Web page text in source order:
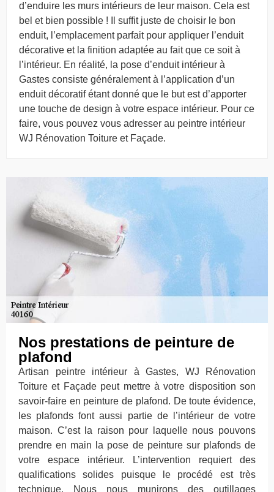
d’enduire les murs intérieurs de leur maison. Cela est
bel et bien possible ! Il suffit juste de choisir le bon
enduit, l’emplacement parfait pour appliquer l’enduit
décorative et la finition adaptée au fait que ce soit à
l’intérieur. En réalité, la pose d’enduit intérieur à
Gastes consiste généralement à l’application d’un
enduit décoratif étant donné que le but est d’apporter
une touche de design à votre espace intérieur. Pour ce
faire, vous pouvez vous adresser au peintre intérieur
WJ Rénovation Toiture et Façade.
Nos prestations de peinture de
plafond
Artisan peintre intérieur à Gastes, WJ Rénovation
Toiture et Façade peut mettre à votre disposition son
savoir-faire en peinture de plafond. De toute évidence,
les plafonds font aussi partie de l’intérieur de votre
maison. C’est la raison pour laquelle nous pouvons
prendre en main la pose de peinture sur plafonds de
votre espace intérieur. L’intervention requiert des
qualifications solides puisque le procédé est très
technique. Nous nous munirons des outillages